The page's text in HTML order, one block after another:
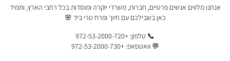
אנחנו מלווים אנשים פרטיים, חברות, משרדי יוקרה ומוסדות בכל רחבי הארץ, ותמיד
כאן בשבילכם עם חיוך ופרח טרי ביד 🌸
📞 טלפון: +972-53-2000-720
💬 וואטסאפ: +972-53-2000-730